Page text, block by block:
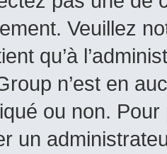
Veuillez
qu’à
n’est en
ou non. Pour
un